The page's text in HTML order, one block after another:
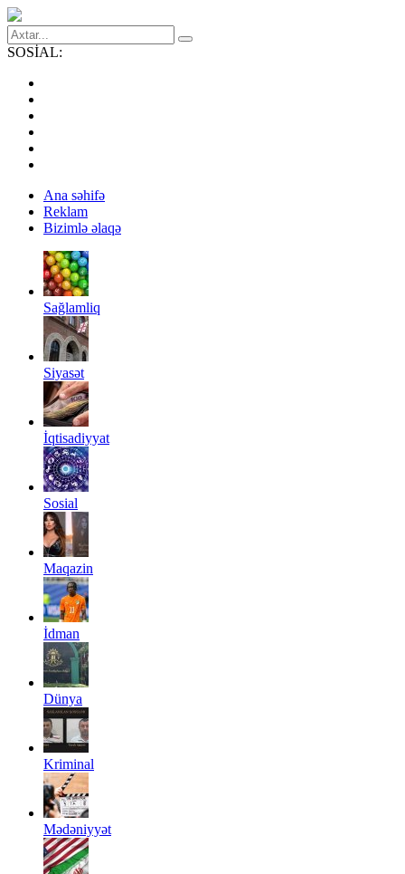
SOSİAL:
Ana səhifə
Reklam
Bizimlə əlaqə
Sağlamliq
Siyasət
İqtisadiyyat
Sosial
Maqazin
İdman
Dünya
Kriminal
Mədəniyyət